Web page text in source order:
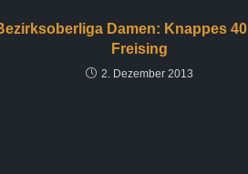
Damen: Knappes
Freising
2. Dezember 2013